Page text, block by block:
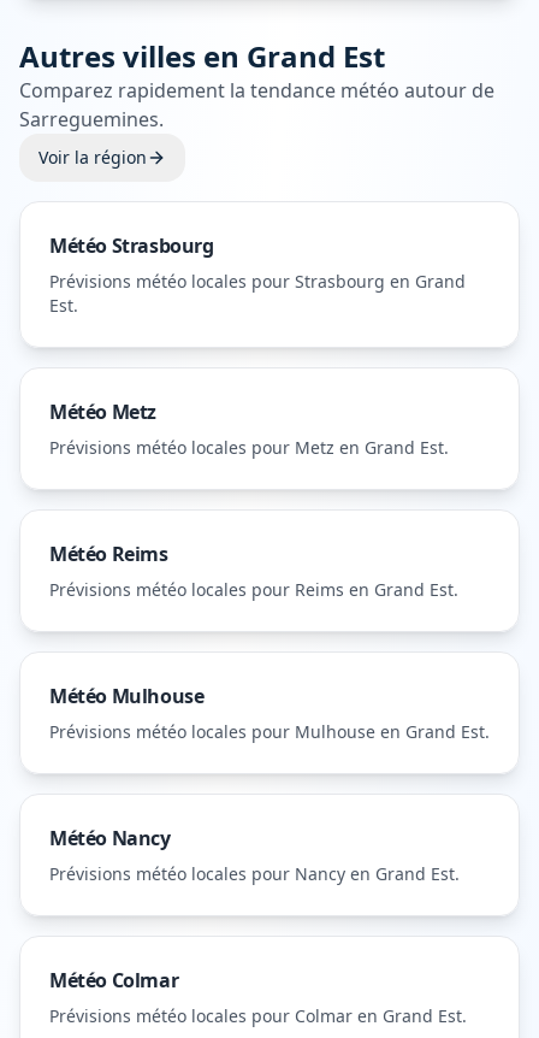
Autres villes en Grand Est
Comparez rapidement la tendance météo autour de
Sarreguemines.
Voir la région
MétéoStrasbourg
Prévisions météo locales pour Strasbourg en Grand
Est.
Météo Metz
Prévisions météo locales pour Metz en Grand Est.
Météo Reims
Prévisions météo locales pour Reims en Grand Est.
Météo Mulhouse
Prévisions météo locales pour Mulhouse en Grand Est.
Météo Nancy
Prévisions météo locales pour Nancy en Grand Est.
Météo Colmar
Prévisions météo locales pour Colmar en Grand Est.